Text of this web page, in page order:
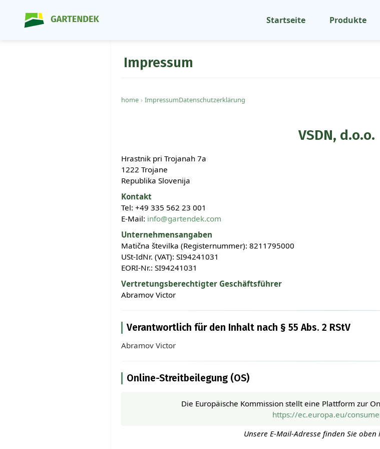
Startseite Produkte
Impressum
home ImpressumDatenschutzerklärung
VSDN, d.o.o.
Hrastnik pri Trojanah 7a
1222 Trojane
Republika Slovenija
Kontakt
Tel: +49 335 562 23 001
E-Mail: info@gartendek.com
Unternehmensangaben
Matična številka (Registernummer): 8211795000
USt-IdNr. (VAT): SI94241031
EORI-Nr.: SI94241031
Vertretungsberechtigter Geschäftsführer
Abramov Victor
Verantwortlich für den Inhalt nach § 55 Abs. 2 RStV
Abramov Victor
Online-Streitbeilegung (OS)
Die Europäische Kommission stellt eine Plattform zur
https://ec.europa.eu/
Unsere E-Mail-Adresse finden Sie